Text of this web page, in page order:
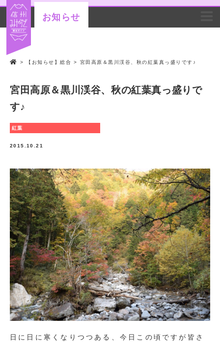
お知らせ
> 【お知らせ】総合 > 宮田高原＆黒川渓谷、秋の紅葉真っ盛りです♪
宮田高原＆黒川渓谷、秋の紅葉真っ盛りで
す♪
紅葉
2015.10.21
日に日に寒くなりつつある、今日この頃ですが皆さ